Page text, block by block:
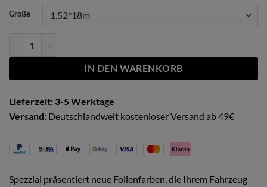
Größe
IN DEN WARENKORB
Lieferzeit: 3-5 Werktage
Versand: Deutschlandweit kostenloser Versand ab 49€
Klarna
Spezzial präsentiert neue Folienfarben, die Ihrem Fahrzeug